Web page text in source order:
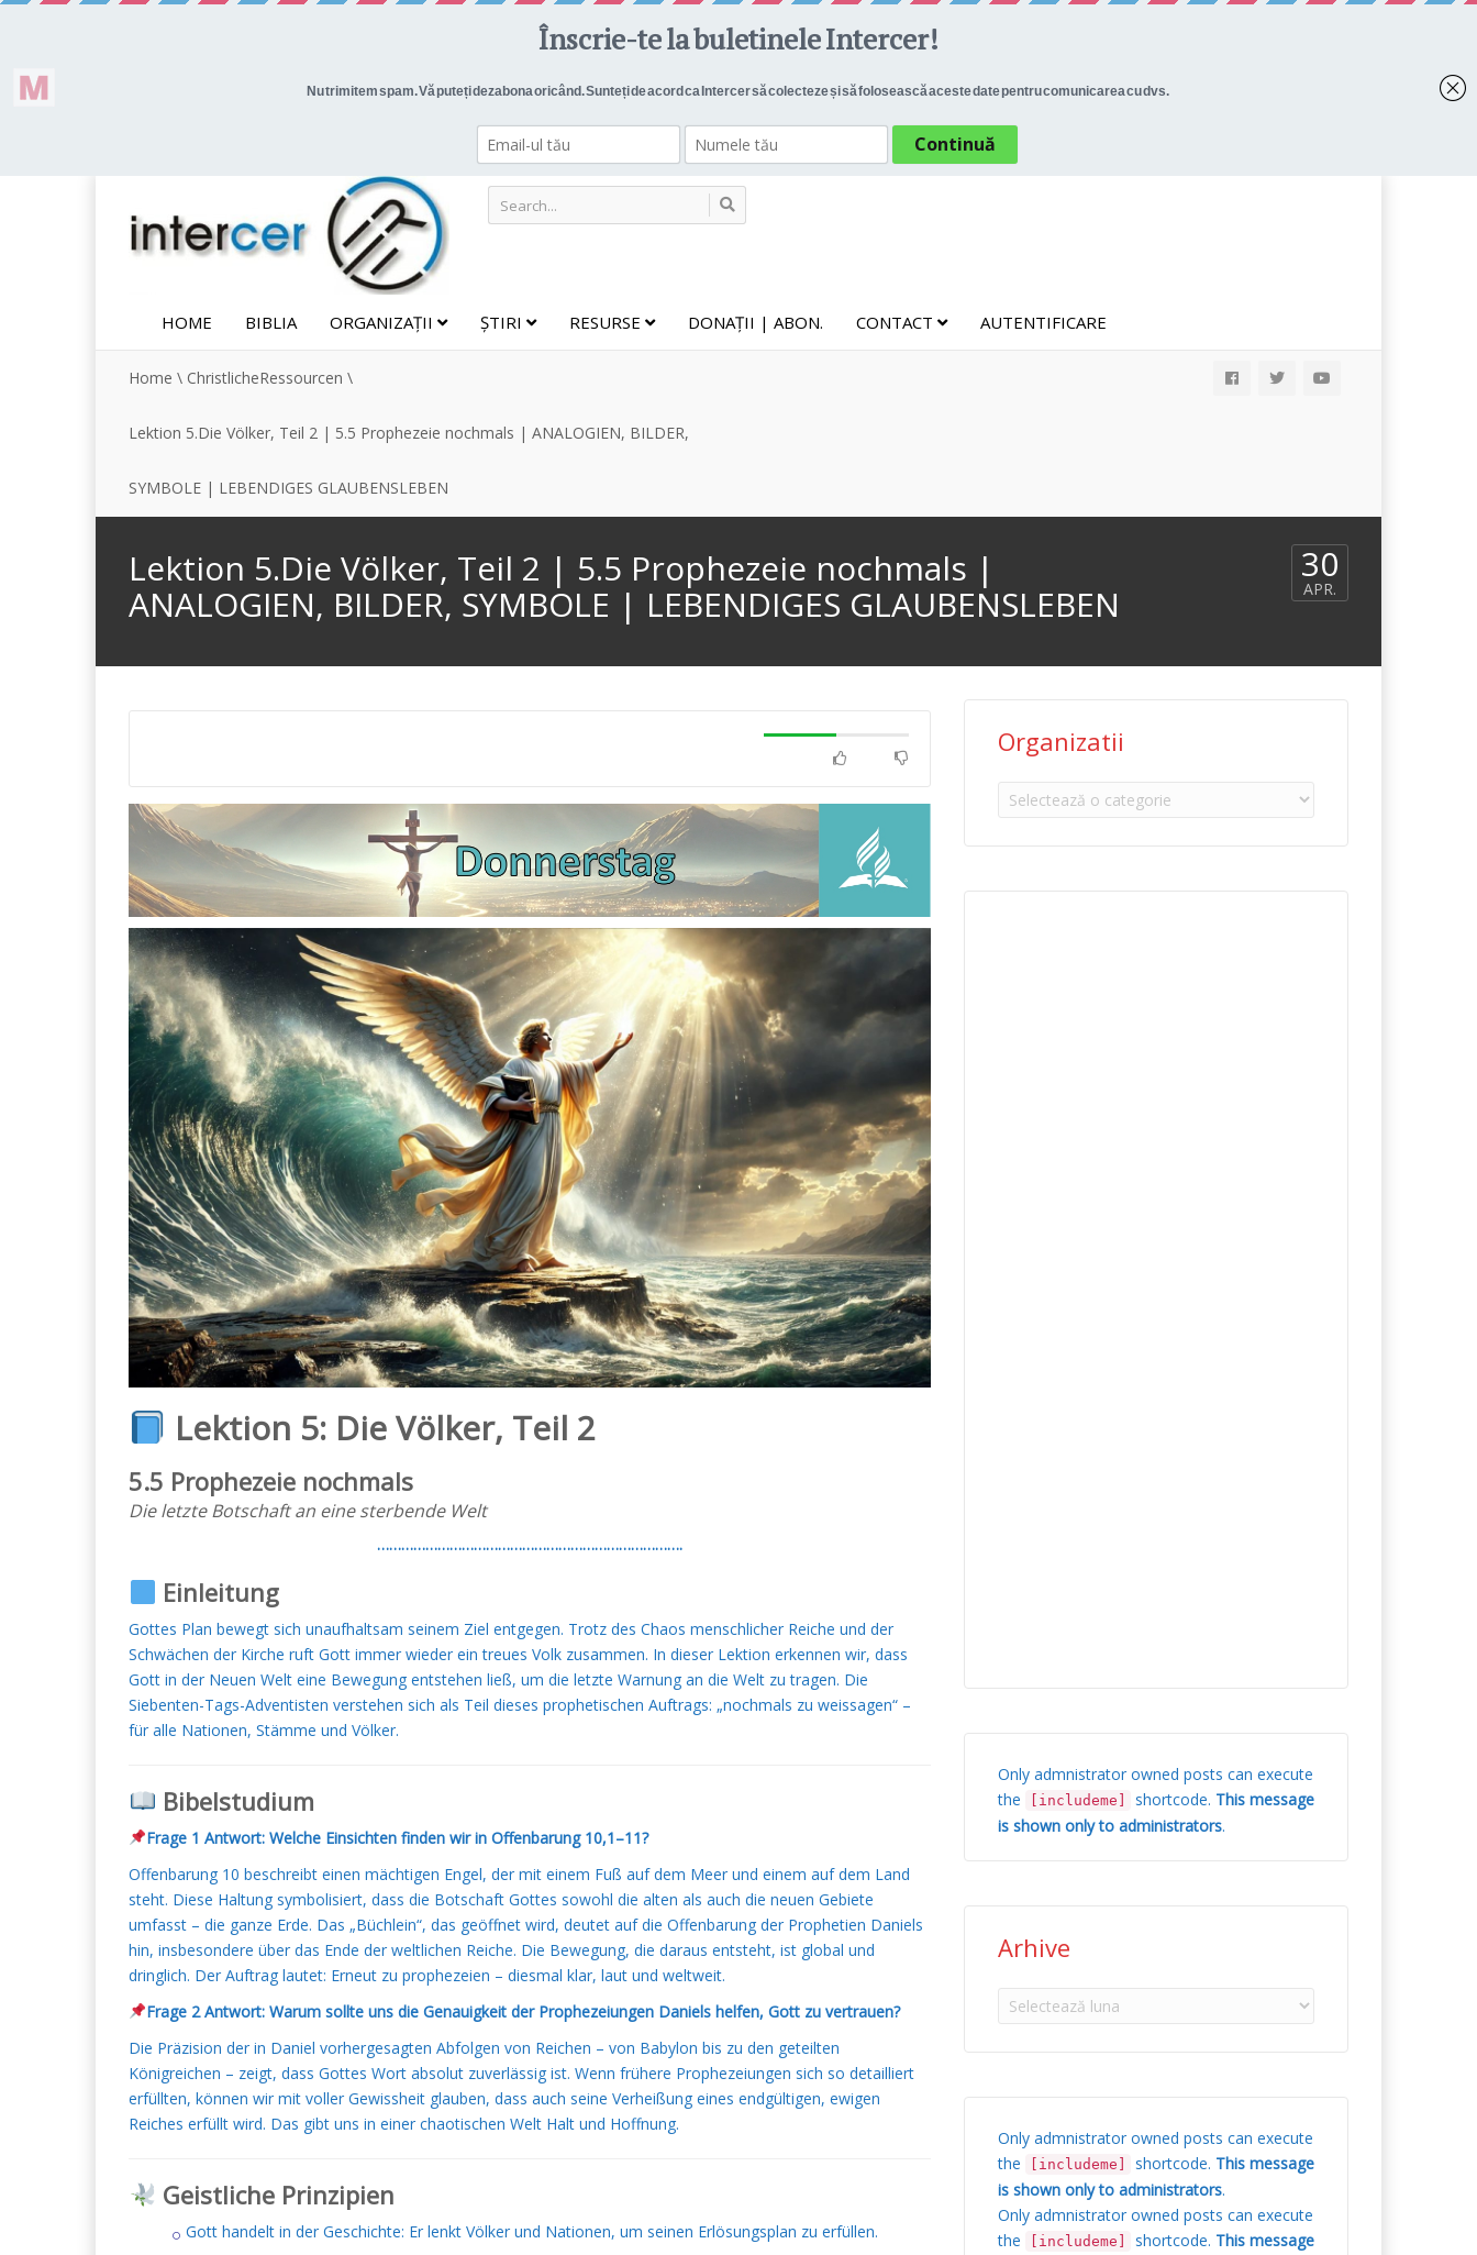
HOME BIBLIA ORGANIZAȚII ȘTIRI RESURSE DONAȚII | ABON. CONTACT AUTENTIFICARE
Home \ ChristlicheRessourcen \
Lektion 5.Die Völker, Teil 2 | 5.5 Prophezeie nochmals | ANALOGIEN, BILDER,
SYMBOLE | LEBENDIGES GLAUBENSLEBEN
Lektion 5.Die Völker, Teil 2 | 5.5 Prophezeie nochmals |
ANALOGIEN, BILDER, SYMBOLE | LEBENDIGES GLAUBENSLEBEN
30
APR.
Lektion 5: Die Völker, Teil 2
5.5 Prophezeie nochmals
Die letzte Botschaft an eine sterbende Welt
………………………………………………………………….
Einleitung
Gottes Plan bewegt sich unaufhaltsam seinem Ziel entgegen. Trotz des Chaos menschlicher Reiche und der
Schwächen der Kirche ruft Gott immer wieder ein treues Volk zusammen. In dieser Lektion erkennen wir, dass
Gott in der Neuen Welt eine Bewegung entstehen ließ, um die letzte Warnung an die Welt zu tragen. Die
Siebenten-Tags-Adventisten verstehen sich als Teil dieses prophetischen Auftrags: „nochmals zu weissagen“ –
für alle Nationen, Stämme und Völker.
Bibelstudium
Frage 1 Antwort: Welche Einsichten finden wir in Offenbarung 10,1–11?
Offenbarung 10 beschreibt einen mächtigen Engel, der mit einem Fuß auf dem Meer und einem auf dem Land
steht. Diese Haltung symbolisiert, dass die Botschaft Gottes sowohl die alten als auch die neuen Gebiete
umfasst – die ganze Erde. Das „Büchlein“, das geöffnet wird, deutet auf die Offenbarung der Prophetien Daniels
hin, insbesondere über das Ende der weltlichen Reiche. Die Bewegung, die daraus entsteht, ist global und
dringlich. Der Auftrag lautet: Erneut zu prophezeien – diesmal klar, laut und weltweit.
Frage 2 Antwort: Warum sollte uns die Genauigkeit der Prophezeiungen Daniels helfen, Gott zu vertrauen?
Die Präzision der in Daniel vorhergesagten Abfolgen von Reichen – von Babylon bis zu den geteilten
Königreichen – zeigt, dass Gottes Wort absolut zuverlässig ist. Wenn frühere Prophezeiungen sich so detailliert
erfüllten, können wir mit voller Gewissheit glauben, dass auch seine Verheißung eines endgültigen, ewigen
Reiches erfüllt wird. Das gibt uns in einer chaotischen Welt Halt und Hoffnung.
Geistliche Prinzipien
Gott handelt in der Geschichte: Er lenkt Völker und Nationen, um seinen Erlösungsplan zu erfüllen.
Organizatii
Organizatii
Only admnistrator owned posts can execute
the
[includeme] shortcode. This message
is shown only to administrators.
Arhive
Arhive
Only admnistrator owned posts can execute
the
[includeme] shortcode. This message
is shown only to administrators.
Only admnistrator owned posts can execute
the
[includeme] shortcode. This message